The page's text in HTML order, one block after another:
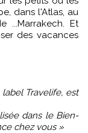
dans l'Atlas, au
Et
des vacances
Travelife, est
dans le Bien-
chez vous »